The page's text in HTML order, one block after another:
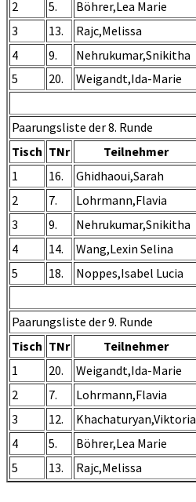
2
5. Böhrer,Lea Marie
3
13. Rajc,Melissa
4
9. Nehrukumar,Snikitha
5
20. Weigandt,Ida-Marie
Paarungsliste der 8. Runde
Tisch TNr Teilnehmer
1
16. Ghidhaoui,Sarah
2
7. Lohrmann,Flavia
3
9. Nehrukumar,Snikitha
4
14. Wang,Lexin Selina
5
18. Noppes,Isabel Lucia
Paarungsliste der 9. Runde
Tisch TNr Teilnehmer
1
20. Weigandt,Ida-Marie
2
7. Lohrmann,Flavia
3
12. Khachaturyan,Viktoria
4
5. Böhrer,Lea Marie
5
13. Rajc,Melissa